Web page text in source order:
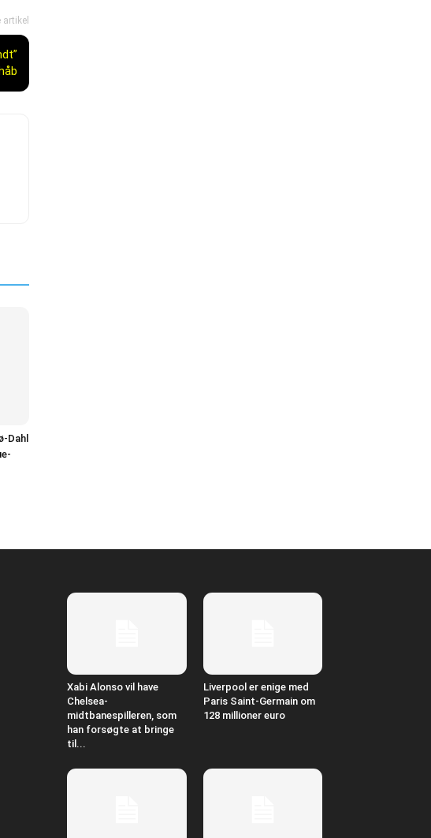
Dahl
Xabi Alonso vil have
Chelsea-
midtbanespilleren, som
han forsøgte at bringe
til...
Liverpool er enige med
Paris Saint-Germain om
128 millioner euro